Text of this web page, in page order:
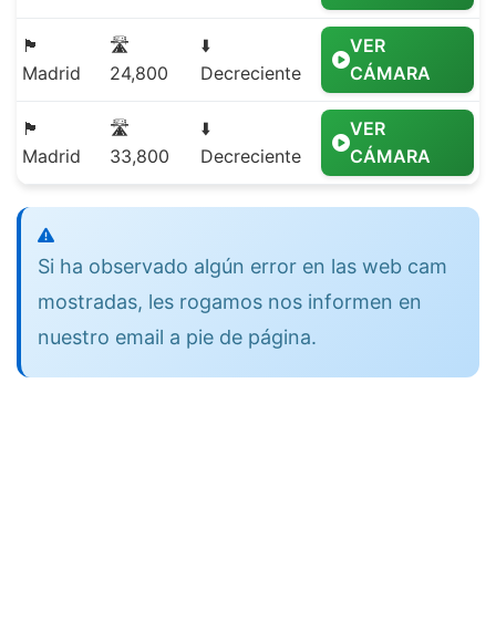
🏴
Madrid
🛣️
24,800
⬇️
Decreciente
VER
CÁMARA
🏴
Madrid
🛣️
33,800
⬇️
Decreciente
VER
CÁMARA
Si ha observado algún error en las web cam
mostradas, les rogamos nos informen en
nuestro email a pie de página.